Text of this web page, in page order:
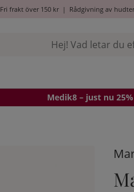
Fri frakt över 150 kr| Rådgivning av
Medik8 – just nu